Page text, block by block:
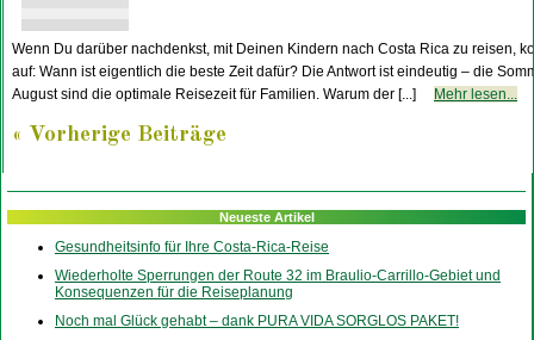
Wenn Du darüber nachdenkst, mit Deinen Kindern nach Costa Rica zu reisen,
auf: Wann ist eigentlich die beste Zeit dafür? Die Antwort ist eindeutig – die
August sind die optimale Reisezeit für Familien. Warum der [...]
Mehr lesen...
« Vorherige Beiträge
Neueste Artikel
Gesundheitsinfo für Ihre Costa-Rica-Reise
Wiederholte Sperrungen der Route 32 im Braulio-Carrillo-Gebiet und
Konsequenzen für die Reiseplanung
Noch mal Glück gehabt – dank PURA VIDA SORGLOS PAKET!